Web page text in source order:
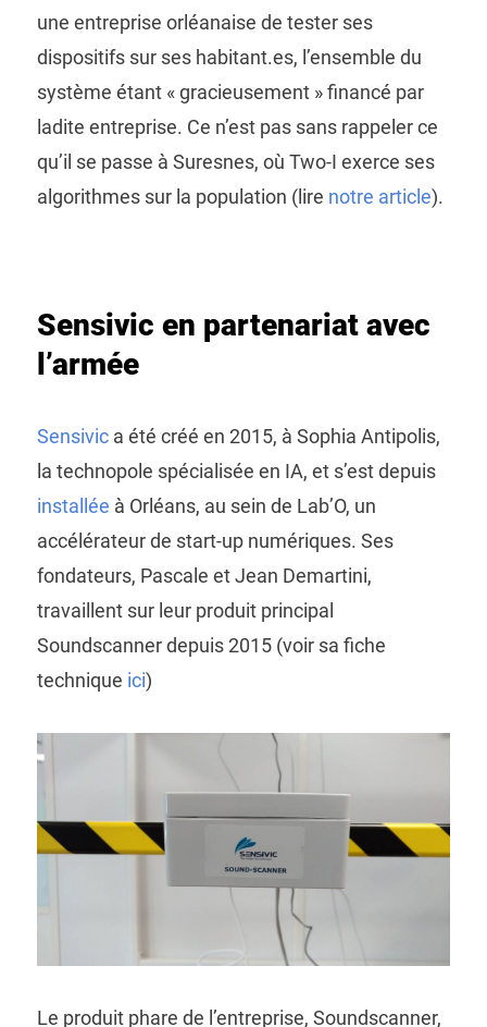
une entreprise orléanaise de tester ses
dispositifs sur ses habitant.es, l’ensemble du
système étant « gracieusement » financé par
ladite entreprise. Ce n’est pas sans rappeler ce
qu’il se passe à Suresnes, où Two-I exerce ses
algorithmes sur la population (lire notre article).
Sensivic en partenariat avec
l’armée
Sensivica été créé en 2015, à Sophia Antipolis,
la technopole spécialisée en IA, et s’est depuis
installée à Orléans, au sein de Lab’O, un
accélérateur de start-up numériques. Ses
fondateurs, Pascale et Jean Demartini,
travaillent sur leur produit principal
Soundscanner depuis 2015 (voir sa fiche
technique ici)
Le produit phare de l’entreprise, Soundscanner,